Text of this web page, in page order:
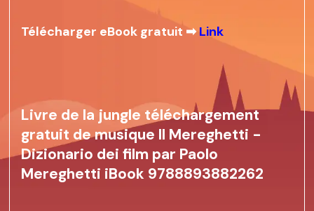
Télécharger eBook gratuit ➡Link
Livre de la jungle téléchargement
gratuit de musique Il Mereghetti -
Dizionario dei film par Paolo
Mereghetti iBook 9788893882262